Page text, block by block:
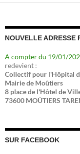
NOUVELLE ADRESSE
A compter du 19/01/
redevient :
Collectif pour l'Hôpital
Mairie de Moûtiers
8 place de l'Hôtel de
73600 MOÛTIERS
SUR FACEBOOK